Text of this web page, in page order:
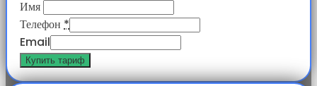
Имя
Телефон *
Email
Купить тариф